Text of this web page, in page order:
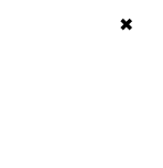
✖